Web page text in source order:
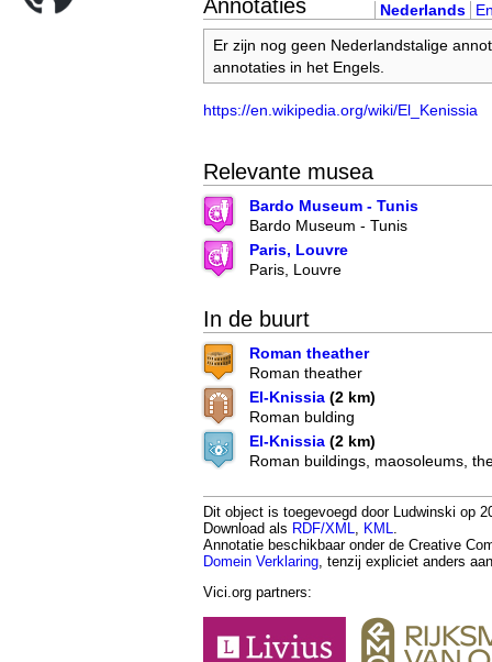
Annotaties Nederlands
Er zijn nog geen Nederlandstalige
annotaties in het Engels.
https://en.wikipedia.org/wiki/El_Kenissia
Relevante musea
Bardo Museum - Tunis
Bardo Museum - Tunis
Paris, Louvre
Paris, Louvre
In de buurt
Roman theather
Roman theather
El-Knissia (2 km)
Roman bulding
El-Knissia (2 km)
Roman buildings, maosoleums,
Dit object is toegevoegd door Ludwinski op
Download als RDF/XML KML
Annotatie beschikbaar onder de Creative
Domein Verklaring , tenzij expliciet anders
Vici.org partners: